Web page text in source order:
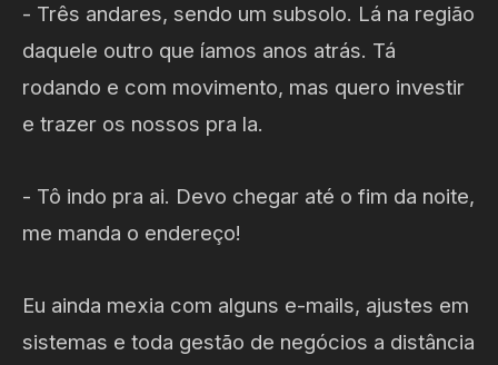
- Três andares, sendo um subsolo. Lá na região
daquele outro que íamos anos atrás. Tá
rodando e com movimento, mas quero investir
e trazer os nossos pra la.
- Tô indo pra ai. Devo chegar até o fim da noite,
me manda o endereço!
Eu ainda mexia com alguns e-mails, ajustes em
sistemas e toda gestão de negócios a distância